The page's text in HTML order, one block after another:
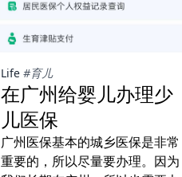
Life #育儿
在广州给婴儿办理少
儿医保
广州医保基本的城乡医保是非常
重要的，所以尽量要办理。因为